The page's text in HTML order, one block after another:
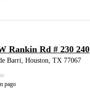
Rankin Rd # 230 240
Barri, Houston, TX 77067
pago